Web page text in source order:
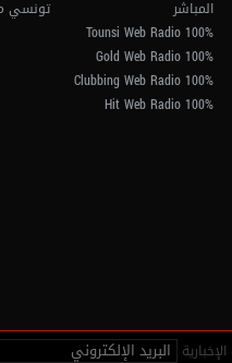
المباشر
100% Tounsi Web Radio
100% Gold Web Radio
100% Clubbing Web Radio
100% Hit Web Radio
تونسي